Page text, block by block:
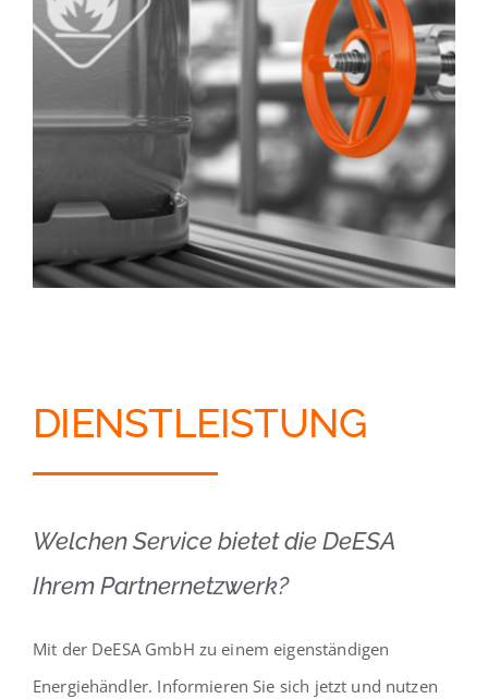
DIENSTLEISTUNG
Welchen Service bietet die DeESA
Ihrem Partnernetzwerk?
Mit der DeESA GmbH zu einem eigenständigen
Energiehändler. Informieren Sie sich jetzt und nutzen